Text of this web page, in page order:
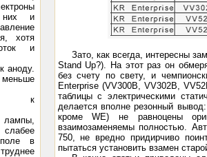
них и
хотя
и
аноду.
к
лампы,
поле в
Зато, как всегда, интересны
Stand Up?). На этот раз он
без счету по свету, и
Enterprise (VV300B, VV302B,
таблицы с электрическими
делается вполне резонный
кроме WE) не равноцены
взаимозаменяемы полностью.
750, не вредно придирчиво
пытаться установить взамен